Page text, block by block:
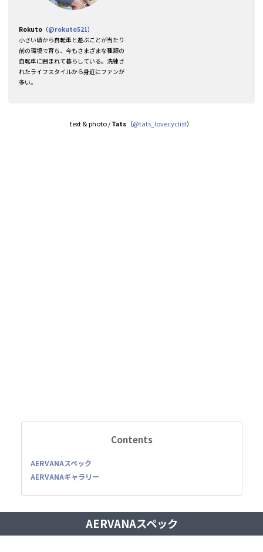
Rokuto （@rokuto521）
小さい頃から自転車と遊ぶことが当たり
前の環境で育ち、今もさまざまな種類の
自転車に囲まれて暮らしている。洗練さ
れたライフスタイルから身近にファンが
多い。
text & photo /Tats （@tats_lovecyclist）
Contents
AERVANAスペック
AERVANAギャラリー
AERVANAスペック